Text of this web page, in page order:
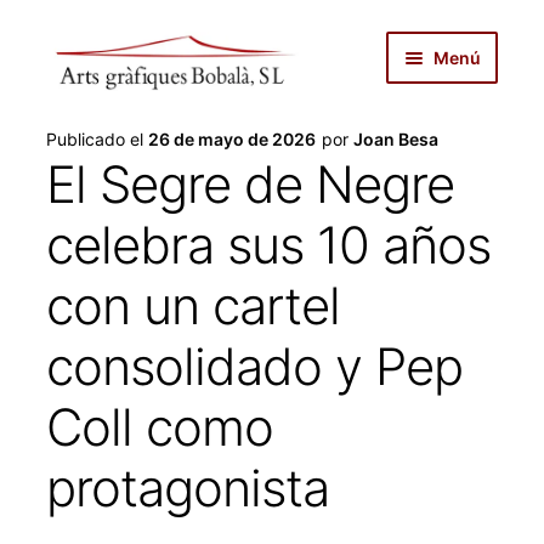
navegación
Menú
autopublicar
noticias
servicios
productos
tienda
sobre nosotros
Publicado el 26 de mayo de 2026 por Joan Besa
El Segre de Negre
celebra sus 10 años
con un cartel
consolidado y Pep
Coll como
protagonista